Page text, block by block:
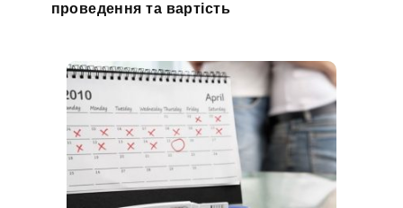
проведення та вартість